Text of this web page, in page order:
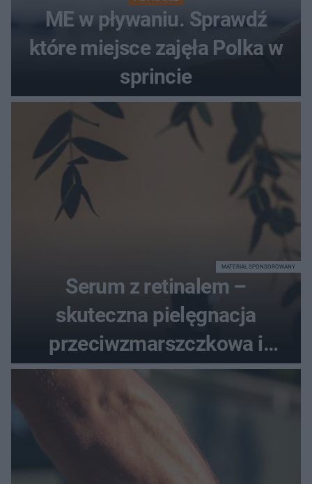
ME w pływaniu. Sprawdź
które miejsce zajęła Polka w
sprincie
Serum z retinalem –
skuteczna pielęgnacja
przeciwzmarszczkowa i
regenerująca
MATERIAŁ SPONSOROWANY